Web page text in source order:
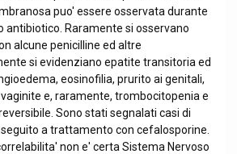
puo' essere osservata durante
antibiotico. Raramente si osservano
alcune penicilline ed altre
si evidenziano epatite transitoria ed
eosinofilia, prurito ai genitali,
e, raramente, trombocitopenia e
Sono stati segnalati casi di
a trattamento con cefalosporine.
non e' certa Sistema Nervoso